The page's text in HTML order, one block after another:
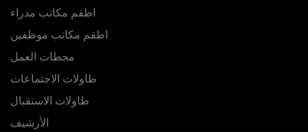
اطقم مكاتب مدراء
اطقم مكاتب موظفين
محطات العمل
طاولات الاجتماعات
طاولات الاستقبال
الأرشيف